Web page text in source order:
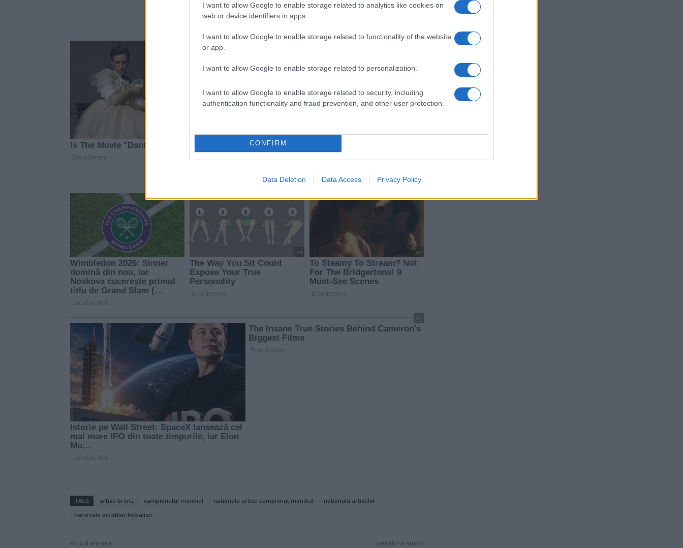
I want to allow Google to enable storage related to analytics like cookies on
web or device identifiers in apps.
I want to allow Google to enable storage related to functionality of the website
or app.
I want to allow Google to enable storage related to personalization.
I want to allow Google to enable storage related to security, including
authentication functionality and fraud prevention, and other user protection.
CONFIRM
Data Deletion Data Access Privacy Policy
TAGS artisti bronz campionatul mondial nationala artisti campionat mondial
nationala artistilor
nationala artistilor fotbalisti
Articol anterior Următorul articol